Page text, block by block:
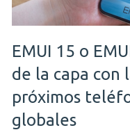
EMUI 15 o
de la capa con
próximos
globales